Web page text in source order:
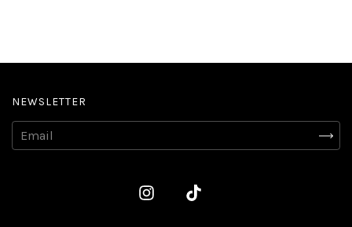
NEWSLETTER